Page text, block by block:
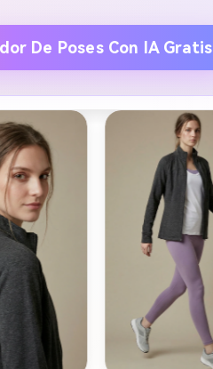
De Poses Con IA Gratis